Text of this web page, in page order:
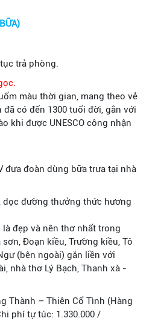
trả phòng.
màu thời gian, mang theo vẻ
có đến 1300 tuổi đời, gắn với
khi được UNESCO công nhận
đưa đoàn dùng bữa trưa tại nhà
dọc đường thưởng thức hương
đẹp và nên thơ nhất trong
Đoạn kiều, Trường kiều, Tô
(bên ngoài) gắn liền với
nhà thơ Lý Bạch, Thanh xà -
Thành – Thiên Cổ Tình (Hàng
phí tự túc: 1.330.000 /